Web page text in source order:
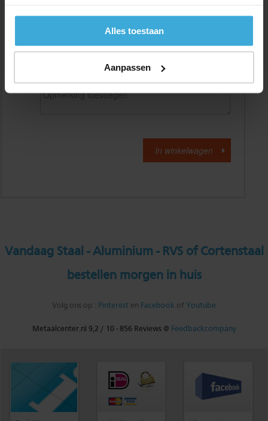
Alles toestaan
Aanpassen
Alle bedragen zijn excl. 21% BTW
Vandaag Staal - Aluminium - RVS of Cortenstaal
bestellen morgen in huis
Volg ons op : Pinterest en Facebook of Youtube
Metaalcenter.nl 9,2 / 10 -856 Reviews @ Feedbackcompany